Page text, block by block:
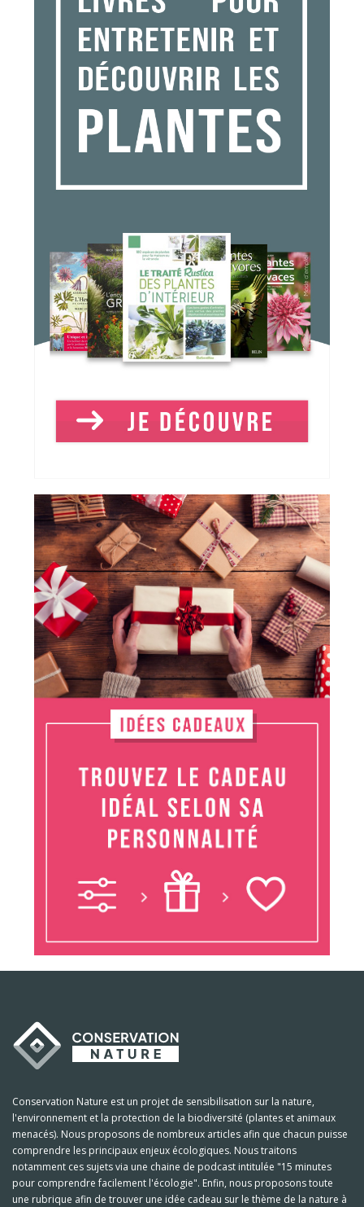
Conservation Nature est un projet de sensibilisation sur la nature,
l'environnement et la protection de la biodiversité (plantes et animaux
menacés). Nous proposons de nombreux articles afin que chacun puisse
comprendre les principaux enjeux écologiques. Nous traitons
notamment ces sujets via une chaine de podcast intitulée "15 minutes
pour comprendre facilement l'écologie". Enfin, nous proposons toute
une rubrique afin de trouver une idée cadeau sur le thème de la nature à